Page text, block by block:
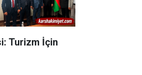
Turizm İçin